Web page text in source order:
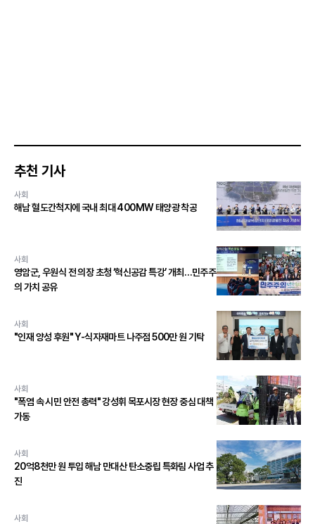
추천 기사
사회
해남 혈도간척지에 국내 최대 400MW 태양광 착공
사회
영암군, 우원식 전 의장 초청 ‘혁신공감 특강’ 개최…민주주
의 가치 공유
사회
"인재 양성 후원" Y-식자재마트 나주점 500만 원 기탁
사회
"폭염 속 시민 안전 총력" 강성휘 목포시장 현장 중심 대책
가동
사회
20억8천만 원 투입 해남 만대산 탄소중립 특화림 사업 추
진
사회